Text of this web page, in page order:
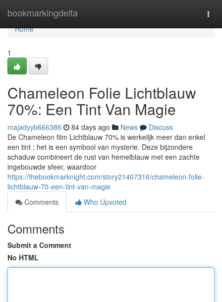
bookmarkingdelta
Home
Home
1
Chameleon Folie Lichtblauw
70%: Een Tint Van Magie
majadyyb666386 84 days ago News
Discuss
De Chameleon film Lichtblauw 70% is werkelijk meer dan enkel
een tint ; het is een symbool van mysterie. Deze bijzondere
schaduw combineert de rust van hemelblauw met een zachte
ingebouwde sfeer, waardoor
https://thebookmarknight.com/story21407316/chameleon-folie-
lichtblauw-70-een-tint-van-magie
Comments
Who Upvoted
Comments
Submit a Comment
No HTML